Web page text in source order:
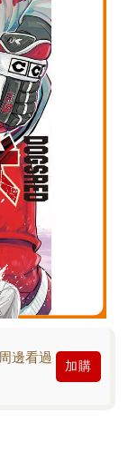
邊看過
加購